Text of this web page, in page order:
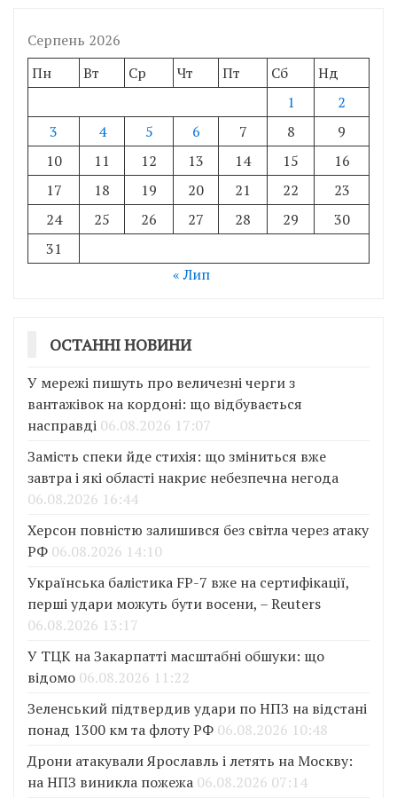
Серпень 2026
Пн
Вт Ср Чт Пт Сб
Нд
1
2
3
4 5 6 7 8
9
10
11 12 13 14 15
16
17
18 19 20 21 22
23
24
25 26 27 28 29
30
31
« Лип
ОСТАННІ НОВИНИ
У мережі пишуть про величезні черги з
вантажівок на кордоні: що відбувається
насправді 06.08.2026 17:07
Замість спеки йде стихія: що зміниться вже
завтра і які області накриє небезпечна негода
06.08.2026 16:44
Херсон повністю залишився без світла через атаку
РФ 06.08.2026 14:10
Українська балістика FP-7 вже на сертифікації,
перші удари можуть бути восени, – Reuters
06.08.2026 13:17
У ТЦК на Закарпатті масштабні обшуки: що
відомо 06.08.2026 11:22
Зеленський підтвердив удари по НПЗ на відстані
понад 1300 км та флоту РФ 06.08.2026 10:48
Дрони атакували Ярославль і летять на Москву:
на НПЗ виникла пожежа 06.08.2026 07:14